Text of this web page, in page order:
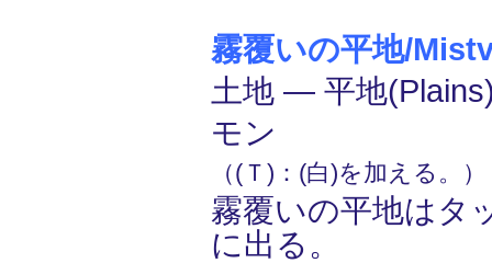
霧覆いの平地/
土地 ― 平地
モン
（(Ｔ)：(白)を加える。）
霧覆いの平地はタ
に出る。